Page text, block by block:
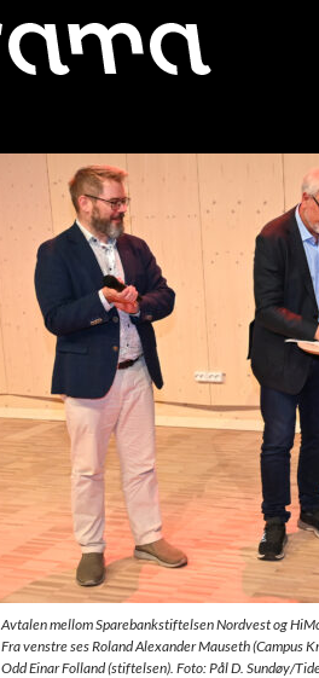
Avtalen mellom Sparebankstiftelsen Nordvest og
Fra venstre ses Roland Alexander Mauseth
Odd Einar Folland (stiftelsen). Foto: Pål D. Sundøy/